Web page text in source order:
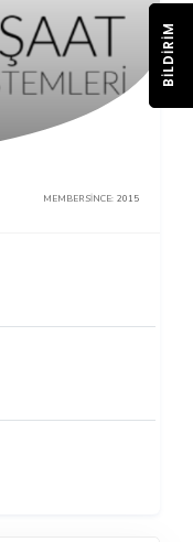
MEMBER SINCE: 2015
BILDIRIM